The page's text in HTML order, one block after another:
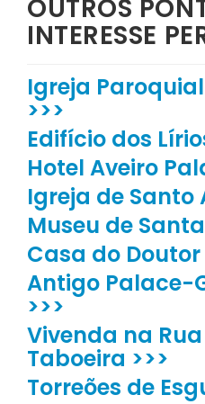
OUTROS
INTERESSE
Igreja
>>>
Edifício dos
Hotel Aveiro
Igreja de Santo
Museu de
Casa do Doutor
Antigo Palace-
>>>
Vivenda na
Taboeira >>>
Torreões de